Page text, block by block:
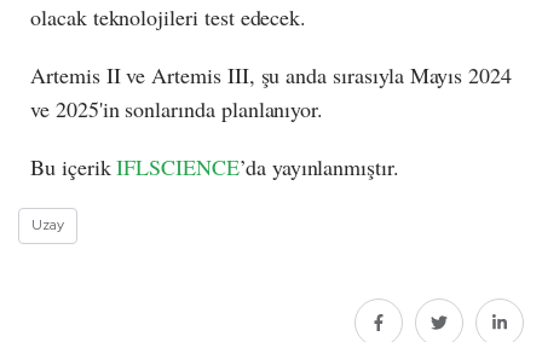
olacak teknolojileri test edecek.
Artemis II ve Artemis III, şu anda sırasıyla Mayıs 2024
ve 2025'in sonlarında planlanıyor.
Bu içerikIFLSCIENCE’da yayınlanmıştır.
Uzay